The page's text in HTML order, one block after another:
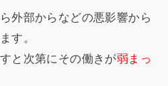
外部からなどの悪影響から
す。
と次第にその働きが弱まっ